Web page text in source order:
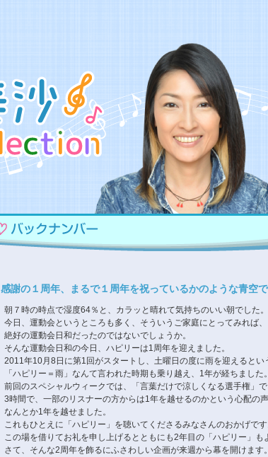
感謝の１周年、まるで１周年を祝っているかのような青空で
朝７時の時点で湿度64％と、カラッと晴れて気持ちのいい朝でした。
今日、運動会というところも多く、そういうご家庭にとってみれば、
絶好の運動会日和だったのではないでしょうか。
そんな運動会日和の今日、ハピリーは1周年を迎えました。
2011年10月8日に第1回がスタートし、土曜日の度に雨を迎えるとい
「ハピリー＝雨」なんて言われた時期も乗り越え、1年が経ちました。
前回のスペシャルウィークでは、「言葉だけで涼しくなる選手権」
3時間で、一部のリスナーの方からは1年を越せるのかという心配の
なんとか1年を越せました。
これもひとえに「ハピリー」を聴いてくださるみなさんのおかげです
この場を借りてお礼を申し上げるとともにも2年目の「ハピリー」も
さて、そんな2周年を飾るにふさわしい企画が来週から幕を開けます。